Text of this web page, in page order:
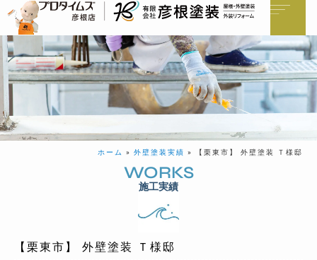
ホーム » 外壁塗装実績 » 【栗東市】 外壁塗装 Ｔ様邸
WORKS
施工実績
【栗東市】 外壁塗装 Ｔ様邸